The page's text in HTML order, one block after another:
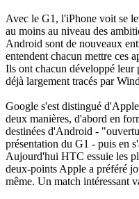
Avec le G1, l'iPhone voit se
au moins au niveau des
Android sont de nouveaux
entendent chacun mettre ces
Ils ont chacun développé leur
déjà largement tracés par
Google s'est distingué
deux manières, d'abord en
destinées d'Android -
présentation du G1 - puis en
Aujourd'hui HTC essuie les
deux-points Apple a préféré
même. Un match intéressant